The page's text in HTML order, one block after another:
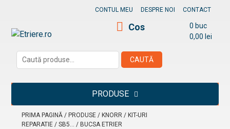
content
Etriere.ro
CONTUL MEU DESPRE NOI CONTACT
Caută
după:
CAUTĂ
Cos
0 buc
0,00 lei
PRODUSE
PRIMA PAGINĂ / PRODUSE / KNORR / KIT-URI
REPARATIE /SB5... / BUCSA ETRIER